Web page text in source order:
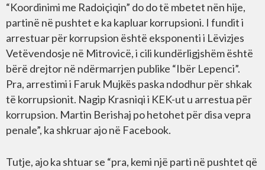
“Koordinimi me Radoiçiqin” do do të mbetet nën hije,
partinë në pushtet e ka kapluar korrupsioni. I fundit i
arrestuar për korrupsion është eksponenti i Lëvizjes
Vetëvendosje në Mitrovicë, i cili kundërligjshëm është
bërë drejtor në ndërmarrjen publike “Ibër Lepenci”.
Pra, arrestimi i Faruk Mujkës paska ndodhur për shkak
të korrupsionit. Nagip Krasniqi i KEK-ut u arrestua për
korrupsion. Martin Berishaj po hetohet për disa vepra
penale”, ka shkruar ajo në Facebook.
Tutje, ajo ka shtuar se “pra, kemi një parti në pushtet që